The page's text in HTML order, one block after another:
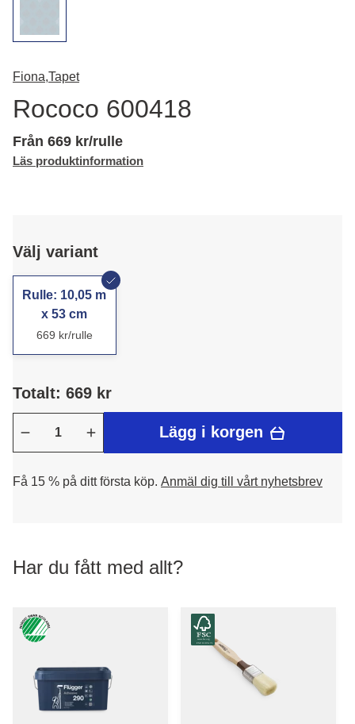
Fiona,Tapet
Rococo 600418
Från 669 kr/rulle
Läs produktinformation
Välj variant
Rulle: 10,05 m
x 53 cm
669 kr/rulle
Totalt: 669 kr
Lägg i korgen
Få 15 % på ditt första köp. Anmäl dig till vårt nyhetsbrev
Har du fått med allt?